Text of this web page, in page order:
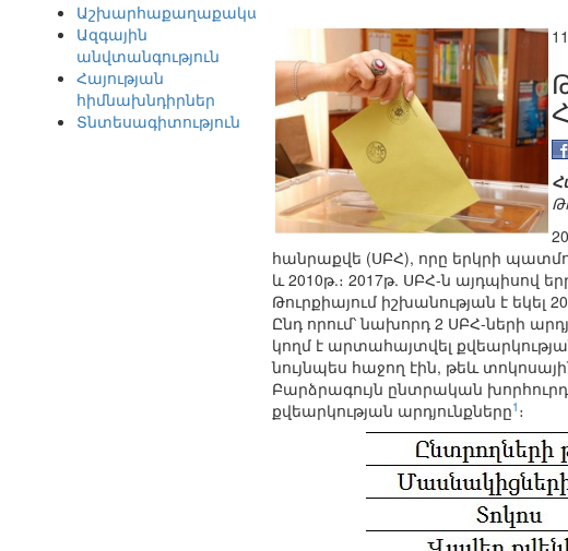
Աշխարհաքաղաքականություն
Ազգային
անվտանգություն
Հայության
հիմնախնդիրներ
Տնտեսագիտություն
հանրաքվե (ՍԲՀ), որը երկրի
և 2010թ.։ 2017թ. ՍԲՀ-ն այդպիսով
Թուրքիայում իշխանության է եկել
Ընդ որում՝ նախորդ 2 ՍԲՀ-ների
կողմ է արտահայտվել
նույնպես հաջող էին, թեև
Բարձրագույն ընտրական
քվեարկության արդյունքները1 ։